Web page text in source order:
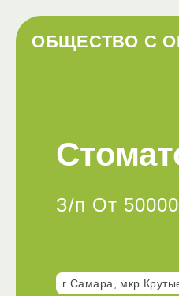
ОБЩЕСТВО С
З/п От
г Самара, мкр